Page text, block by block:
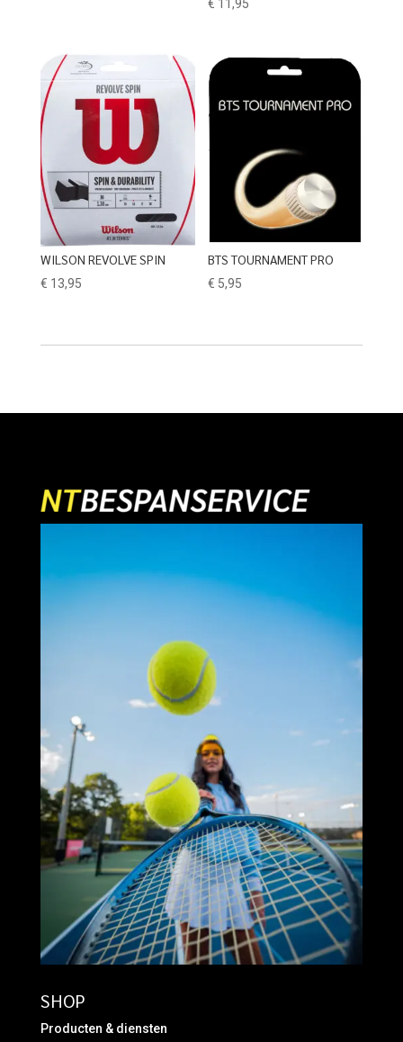
€ 11,95
WILSON REVOLVE SPIN
€ 13,95
BTS TOURNAMENT PRO
€ 5,95
SHOP
Producten & diensten